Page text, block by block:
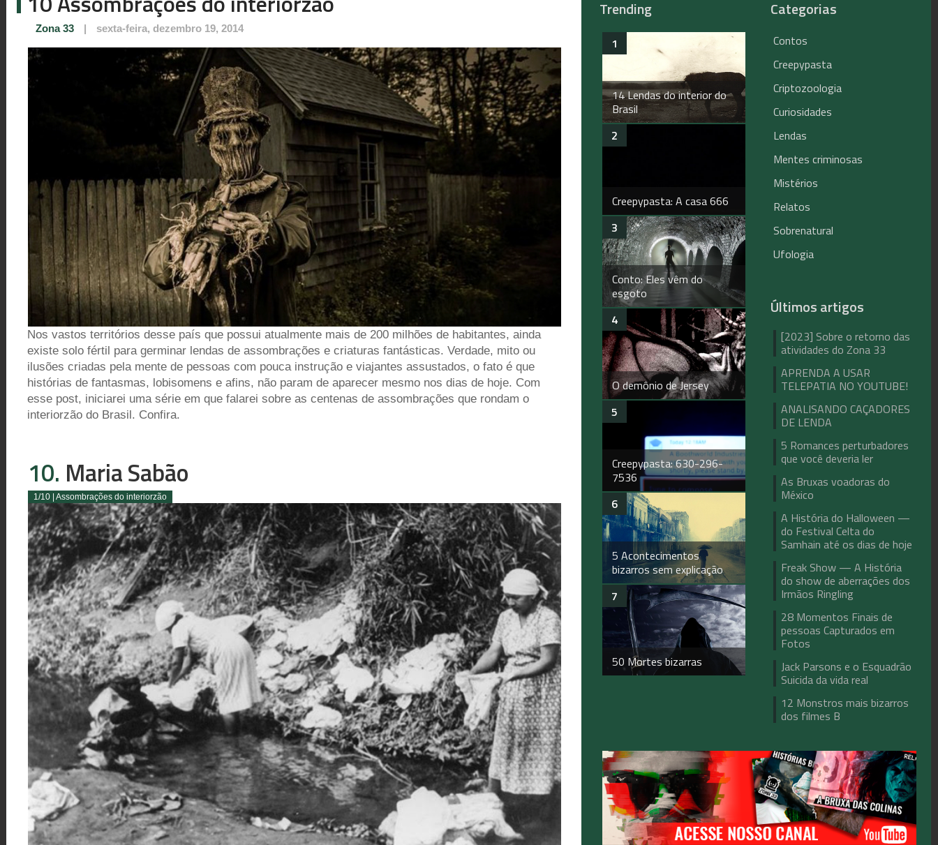
Zona 33 | sexta-feira, dezembro 19, 2014
Nos vastos territórios desse país que possui atualmente mais de 200 milhões de habitantes, ainda
existe solo fértil para germinar lendas de assombrações e criaturas fantásticas. Verdade, mito ou
ilusões criadas pela mente de pessoas com pouca instrução e viajantes assustados, o fato é que
histórias de fantasmas, lobisomens e afins, não param de aparecer mesmo nos dias de hoje. Com
esse post, iniciarei uma série em que falarei sobre as centenas de assombrações que rondam o
interiorzão do Brasil. Confira.
10. Maria Sabão
1/10 | Assombrações do interiorzão
Trending
14 Lendas do interior do
Brasil
Creepypasta: A casa 666
Conto: Eles vêm do
esgoto
O demônio de Jersey
Creepypasta: 630-296-
7536
5 Acontecimentos
bizarros sem explicação
50 Mortes bizarras
Categorias
Contos
Creepypasta
Criptozoologia
Curiosidades
Lendas
Mentes criminosas
Mistérios
Relatos
Sobrenatural
Ufologia
Últimos artigos
[2023] Sobre o retorno das
atividades do Zona 33
APRENDA A USAR
TELEPATIA NO YOUTUBE!
ANALISANDO CAÇADORES
DE LENDA
5 Romances perturbadores
que você deveria ler
As Bruxas voadoras do
México
A História do Halloween —
do Festival Celta do
Samhain até os dias de hoje
Freak Show — A História
do show de aberrações dos
Irmãos Ringling
28 Momentos Finais de
pessoas Capturados em
Fotos
Jack Parsons e o Esquadrão
Suicida da vida real
12 Monstros mais bizarros
dos filmes B